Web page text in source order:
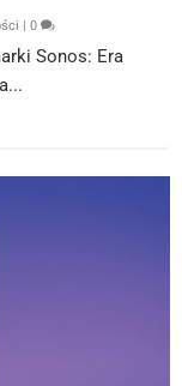
|0
Sonos: Era